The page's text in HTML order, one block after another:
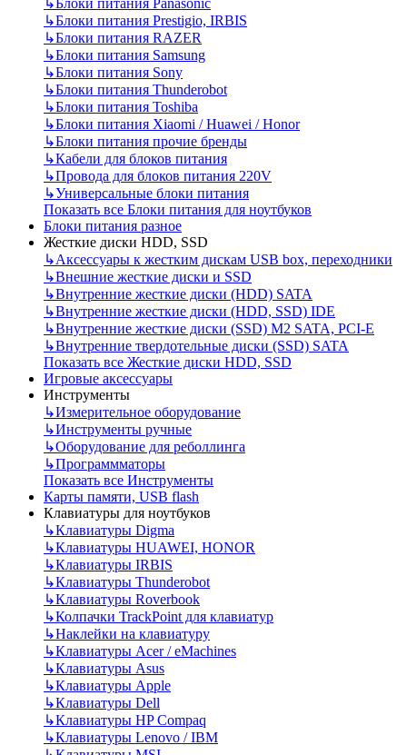
↳Блоки питания Prestigio, IRBIS
↳Блоки питания RAZER
↳Блоки питания Samsung
↳Блоки питания Sony
↳Блоки питания Thunderobot
↳Блоки питания Toshiba
↳Блоки питания Xiaomi / Huawei / Honor
↳Блоки питания прочие бренды
↳Кабели для блоков питания
↳Провода для блоков питания 220V
↳Универсальные блоки питания
Показать все Блоки питания для ноутбуков
Блоки питания разное
Жесткие диски HDD, SSD
↳Аксессуары к жестким дискам USB box, переходники
↳Внешние жесткие диски и SSD
↳Внутренние жесткие диски (HDD) SATA
↳Внутренние жесткие диски (HDD, SSD) IDE
↳Внутренние жесткие диски (SSD) M2 SATA, PCI-E
↳Внутренние твердотельные диски (SSD) SATA
Показать все Жесткие диски HDD, SSD
Игровые аксессуары
Инструменты
↳Измерительное оборудование
↳Инструменты ручные
↳Оборудование для реболлинга
↳Программматоры
Показать все Инструменты
Карты памяти, USB flash
Клавиатуры для ноутбуков
↳Клавиатуры Digma
↳Клавиатуры HUAWEI, HONOR
↳Клавиатуры IRBIS
↳Клавиатуры Thunderobot
↳Клавиатуры Roverbook
↳Колпачки TrackPoint для клавиатур
↳Наклейки на клавиатуру
↳Клавиатуры Acer / eMachines
↳Клавиатуры Asus
↳Клавиатуры Apple
↳Клавиатуры Dell
↳Клавиатуры HP Compaq
↳Клавиатуры Lenovo / IBM